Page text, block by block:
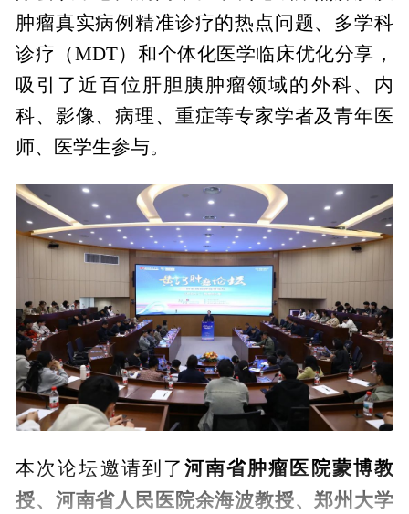
肿瘤真实病例精准诊疗的热点问题、多学科
诊疗（MDT）和个体化医学临床优化分享，
吸引了近百位肝胆胰肿瘤领域的外科、内
科、影像、病理、重症等专家学者及青年医
师、医学生参与。
本次论坛邀请到了 河南省肿瘤医院蒙博教
授、河南省人民医院余海波教授、郑州大学